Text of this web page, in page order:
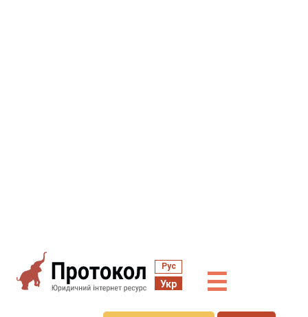
Рус
Укр ☰